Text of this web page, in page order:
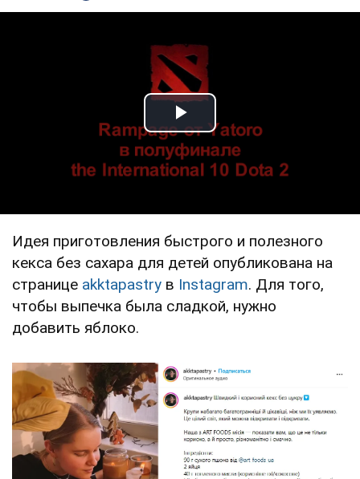
Play Video
Идея приготовления быстрого и полезного
кекса без сахара для детей опубликована на
странице akktapastry в Instagram. Для того,
чтобы выпечка была сладкой, нужно
добавить яблоко.